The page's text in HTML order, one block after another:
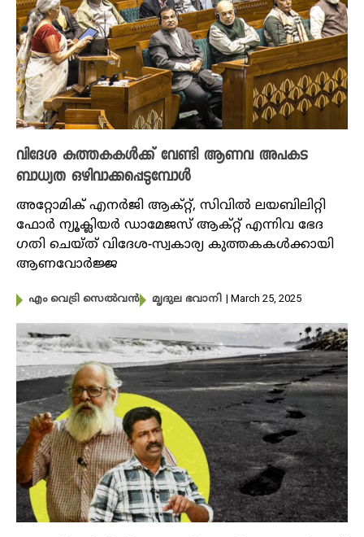
വിദേശ കുത്തകകൾക്ക് വേണ്ടി ആണവ അപകട
ബാധ്യത ഒഴിവാക്കപ്പെടുമ്പോൾ
അറ്റോമിക് എനർജി ആക്റ്റ്, സിവിൽ ലയബിലിറ്റി
ഫോർ ന്യൂക്ലിയർ ഡാമേജസ് ആക്റ്റ് എന്നിവ ഭേദ​
ഗതി ചെയ്ത് വിദേശ-സ്വകാര്യ കുത്തകകൾക്കായി
ആണവോർജ്ജ
എം വെട്രി സെൽവൻ മൃദുല ഭവാനി | March 25, 2025